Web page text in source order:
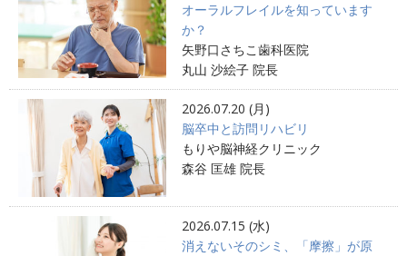
オーラルフレイルを知っています
か？
矢野口さちこ歯科医院
丸山 沙絵子 院長
2026.07.20 (月)
脳卒中と訪問リハビリ
もりや脳神経クリニック
森谷 匡雄 院長
2026.07.15 (水)
消えないそのシミ、「摩擦」が原